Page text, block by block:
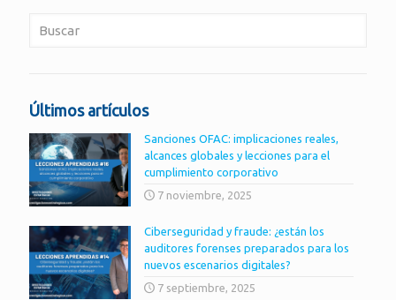
Últimos artículos
Sanciones OFAC: implicaciones reales,
alcances globales y lecciones para el
cumplimiento corporativo
7 noviembre, 2025
Ciberseguridad y fraude: ¿están los
auditores forenses preparados para los
nuevos escenarios digitales?
7 septiembre, 2025